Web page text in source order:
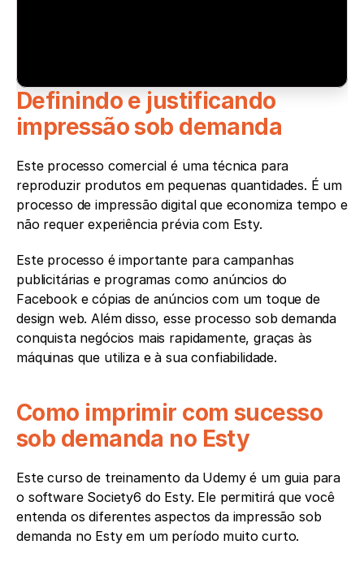
Definindo e justificando
impressão sob demanda
Este processo comercial é uma técnica para
reproduzir produtos em pequenas quantidades. É um
processo de impressão digital que economiza tempo e
não requer experiência prévia com Esty.
Este processo é importante para campanhas
publicitárias e programas como anúncios do
Facebook e cópias de anúncios com um toque de
design web. Além disso, esse processo sob demanda
conquista negócios mais rapidamente, graças às
máquinas que utiliza e à sua confiabilidade.
Como imprimir com sucesso
sob demanda no Esty
Este curso de treinamento da Udemy é um guia para
o software Society6 do Esty. Ele permitirá que você
entenda os diferentes aspectos da impressão sob
demanda no Esty em um período muito curto.